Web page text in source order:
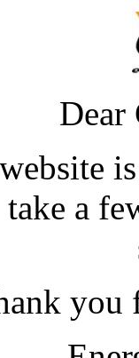
Dear
a
you